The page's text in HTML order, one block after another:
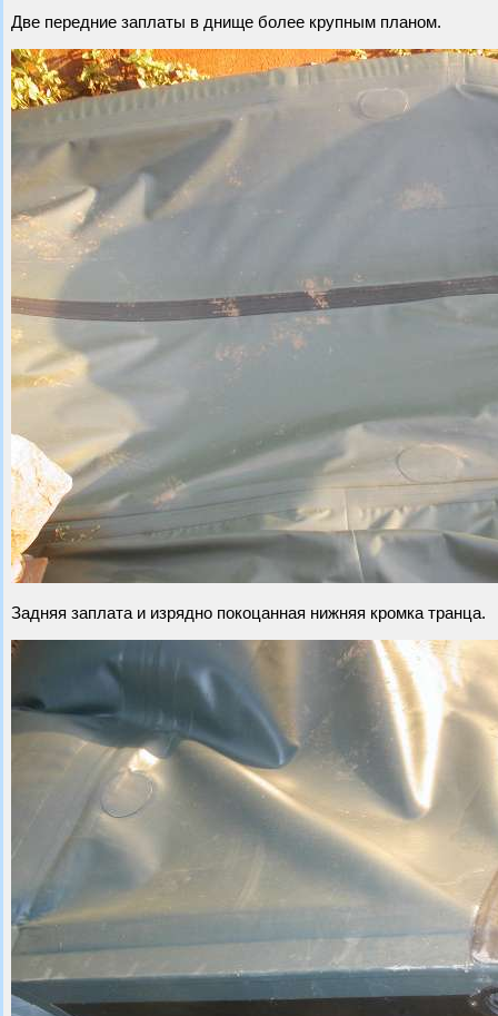
Две передние заплаты в днище более крупным планом.
Задняя заплата и изрядно покоцанная нижняя кромка транца.